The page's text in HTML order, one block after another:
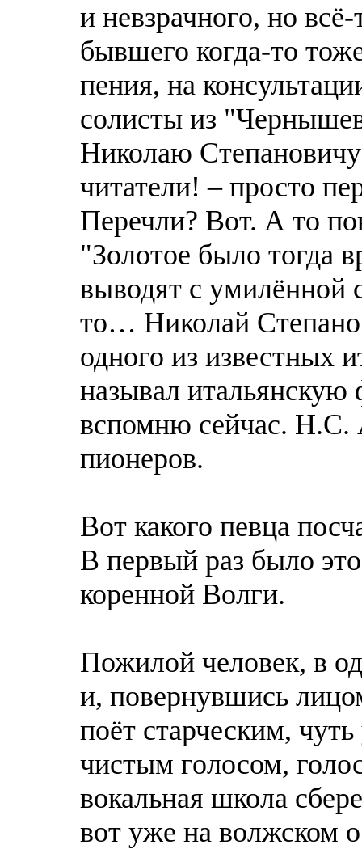
и невзрачного, но
бывшего когда-то
пения, на
солисты из
Николаю
читатели! – просто
Перечли? Вoт. А то
"Золотое было тогда
выводят с умилённой
то… Николай
одного из известных
называл
вспомню сейчас. Н.С.
пионеров.
Вoт какого певца
В первый раз было
коренной Волги.
Пожилой человек, в
и, повернувшись
поёт старческим,
чистым голосом,
вокальная школа
вот уже на волжском